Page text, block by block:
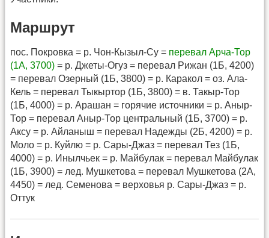
Маршрут
пос. Покровка = р. Чон-Кызыл-Су = перевал Арча-Тор
(1А, 3700) = р. Джеты-Огуз = перевал Рижан (1Б, 4200)
= перевал Озерный (1Б, 3800) = р. Каракол = оз. Ала-
Кель = перевал Тыкыртор (1Б, 3800) = в. Такыр-Тор
(1Б, 4000) = р. Арашан = горячие источники = р. Аныр-
Тор = перевал Аныр-Тор центральный (1Б, 3700) = р.
Аксу = р. Айланыш = перевал Надежды (2Б, 4200) = р.
Моло = р. Куйлю = р. Сары-Джаз = перевал Тез (1Б,
4000) = р. Инылчьек = р. Майбулак = перевал Майбулак
(1Б, 3900) = лед. Мушкетова = перевал Мушкетова (2А,
4450) = лед. Семенова = верховья р. Сары-Джаз = р.
Оттук